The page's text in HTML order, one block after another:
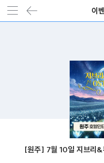
이
[원주] 7월 10일 지브리